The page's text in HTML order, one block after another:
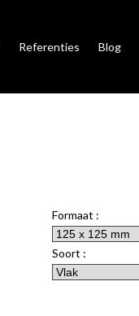
Referenties Blog
Formaat :
Soort :